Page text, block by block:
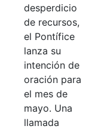
desperdicio
de recursos,
el Pontífice
lanza su
intención de
oración para
el mes de
mayo. Una
llamada